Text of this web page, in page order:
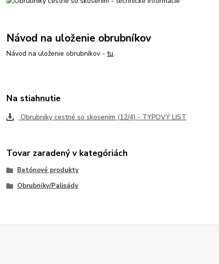
Návod na uloženie obrubníkov
Návod na uloženie obrubníkov -tu.
Na stiahnutie
Obrubníky cestné so skosením (12/4) - TYPOVÝ LIST
Tovar zaradený v kategóriách
Betónové produkty
Obrubníky/Palisády